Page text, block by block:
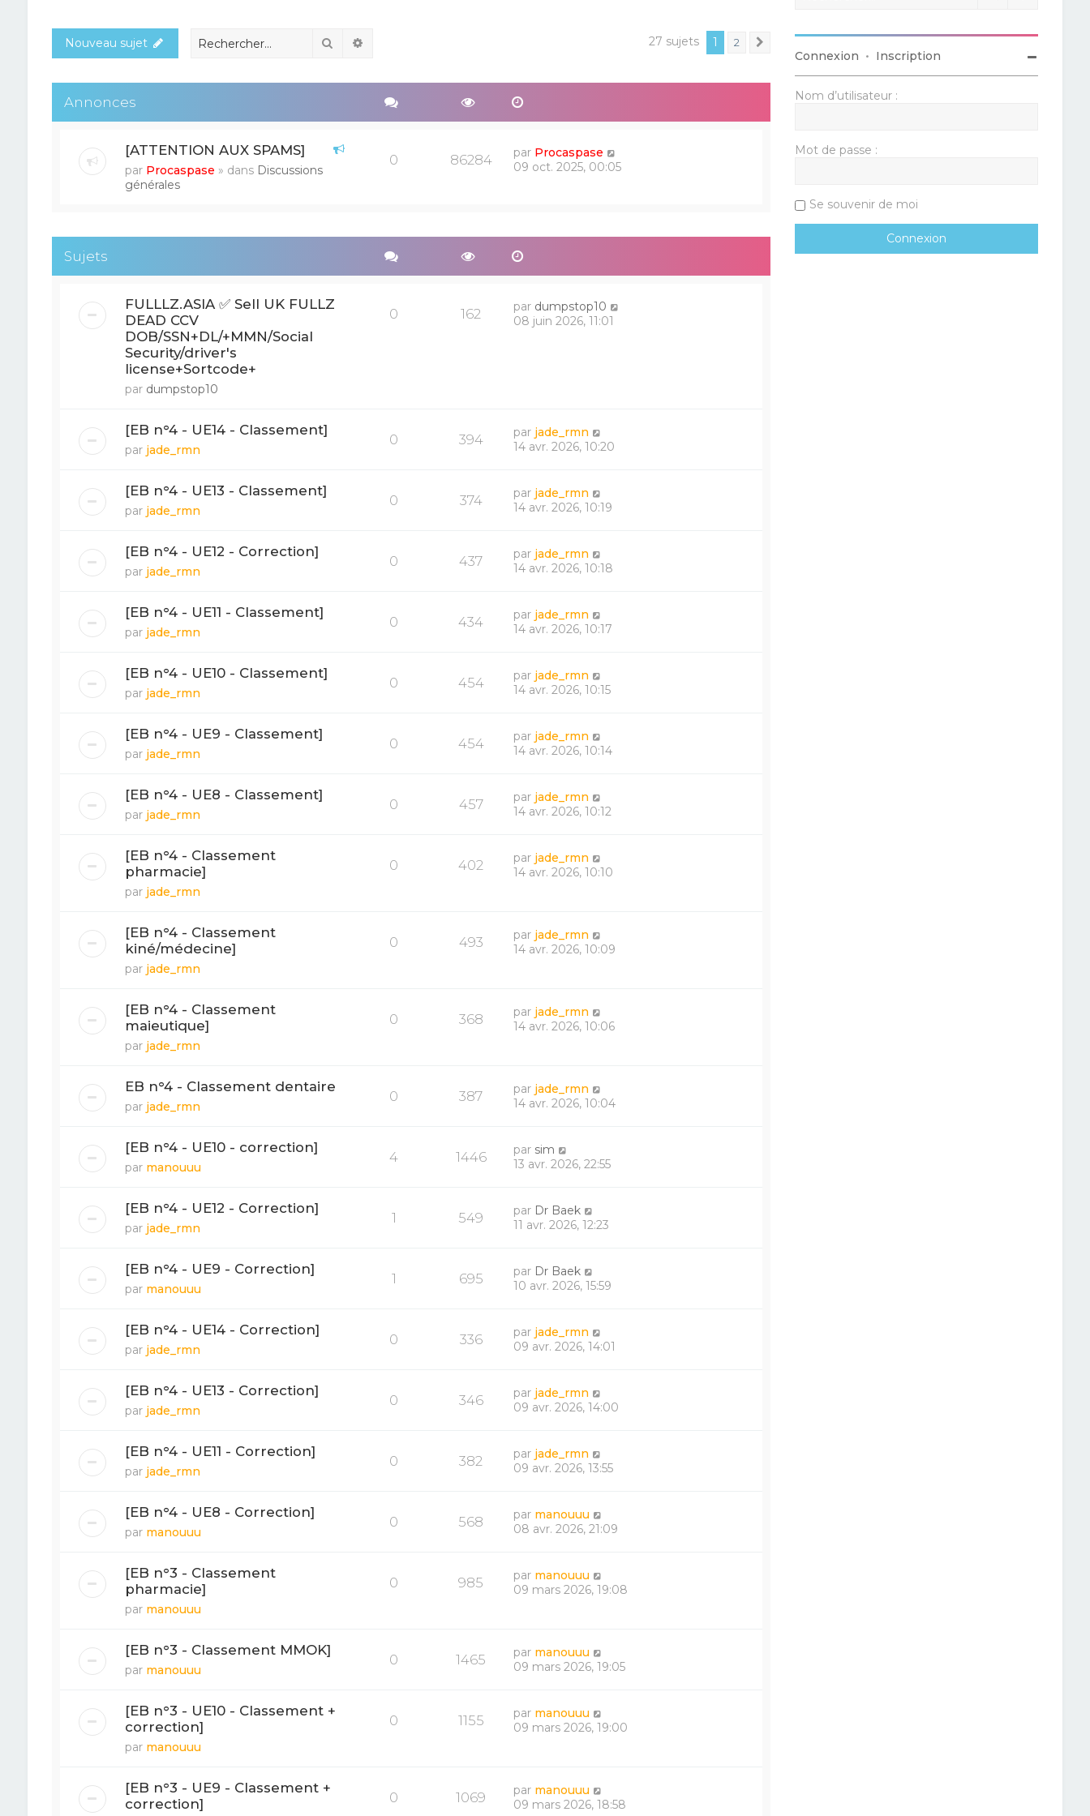
Nouveau sujet Rechercher 27 sujets 1 2
Annonces
[ATTENTION AUX SPAMS]
par Procaspase » dans Discussions
générales
0 86284 par Procaspase
09 oct. 2025, 00:05
Sujets
FULLLZ.ASIA ✅ Sell UK FULLZ
DEAD CCV
DOB/SSN+DL/+MMN/Social
Security/driver's
license+Sortcode+
par dumpstop10
0 162 par dumpstop10
08 juin 2026, 11:01
[EB n°4 - UE14 - Classement]
par jade_rmn
0 394 par jade_rmn
14 avr. 2026, 10:20
[EB n°4 - UE13 - Classement]
par jade_rmn
0 374 par jade_rmn
14 avr. 2026, 10:19
[EB n°4 - UE12 - Correction]
par jade_rmn
0 437 par jade_rmn
14 avr. 2026, 10:18
[EB n°4 - UE11 - Classement]
par jade_rmn
0 434 par jade_rmn
14 avr. 2026, 10:17
[EB n°4 - UE10 - Classement]
par jade_rmn
0 454 par jade_rmn
14 avr. 2026, 10:15
[EB n°4 - UE9 - Classement]
par jade_rmn
0 454 par jade_rmn
14 avr. 2026, 10:14
[EB n°4 - UE8 - Classement]
par jade_rmn
0 457 par jade_rmn
14 avr. 2026, 10:12
[EB n°4 - Classement
pharmacie]
par jade_rmn
0 402 par jade_rmn
14 avr. 2026, 10:10
[EB n°4 - Classement
kiné/médecine]
par jade_rmn
0 493 par jade_rmn
14 avr. 2026, 10:09
[EB n°4 - Classement
maieutique]
par jade_rmn
0 368 par jade_rmn
14 avr. 2026, 10:06
EB n°4 - Classement dentaire
par jade_rmn
0 387 par jade_rmn
14 avr. 2026, 10:04
[EB n°4 - UE10 - correction]
par manouuu
4 1446 par sim
13 avr. 2026, 22:55
[EB n°4 - UE12 - Correction]
par jade_rmn
1 549 par Dr Baek
11 avr. 2026, 12:23
[EB n°4 - UE9 - Correction]
par manouuu
1 695 par Dr Baek
10 avr. 2026, 15:59
[EB n°4 - UE14 - Correction]
par jade_rmn
0 336 par jade_rmn
09 avr. 2026, 14:01
[EB n°4 - UE13 - Correction]
par jade_rmn
0 346 par jade_rmn
09 avr. 2026, 14:00
[EB n°4 - UE11 - Correction]
par jade_rmn
0 382 par jade_rmn
09 avr. 2026, 13:55
[EB n°4 - UE8 - Correction]
par manouuu
0 568 par manouuu
08 avr. 2026, 21:09
[EB n°3 - Classement
pharmacie]
par manouuu
0 985 par manouuu
09 mars 2026, 19:08
[EB n°3 - Classement MMOK]
par manouuu
0 1465 par manouuu
09 mars 2026, 19:05
[EB n°3 - UE10 - Classement +
correction]
par manouuu
0 1155 par manouuu
09 mars 2026, 19:00
[EB n°3 - UE9 - Classement +
correction]
0 1069 par manouuu
09 mars 2026, 18:58
Connexion • Inscription
Nom d’utilisateur :
Mot de passe :
Se souvenir de moi